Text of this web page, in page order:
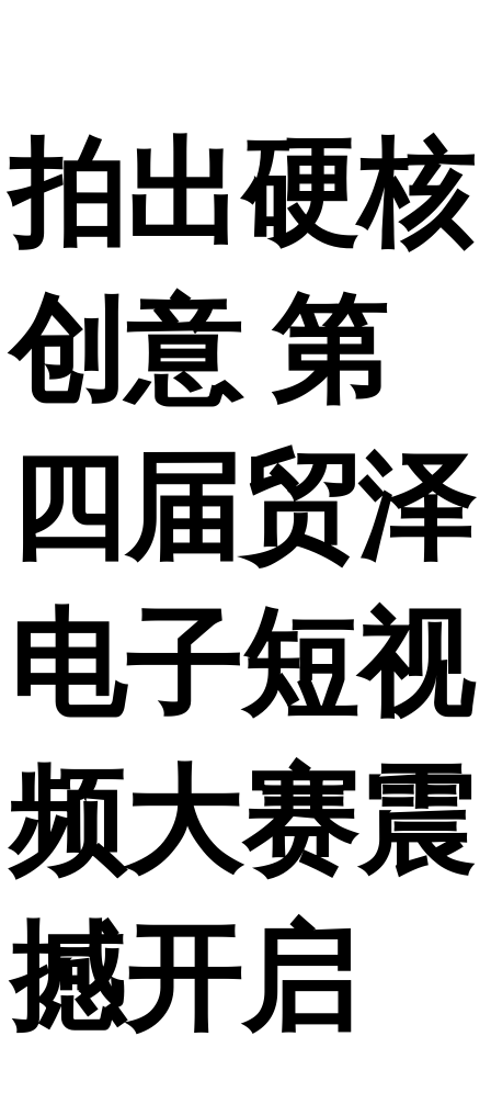
拍出硬核
创意 第
四届贸泽
电子短视
频大赛震
撼开启